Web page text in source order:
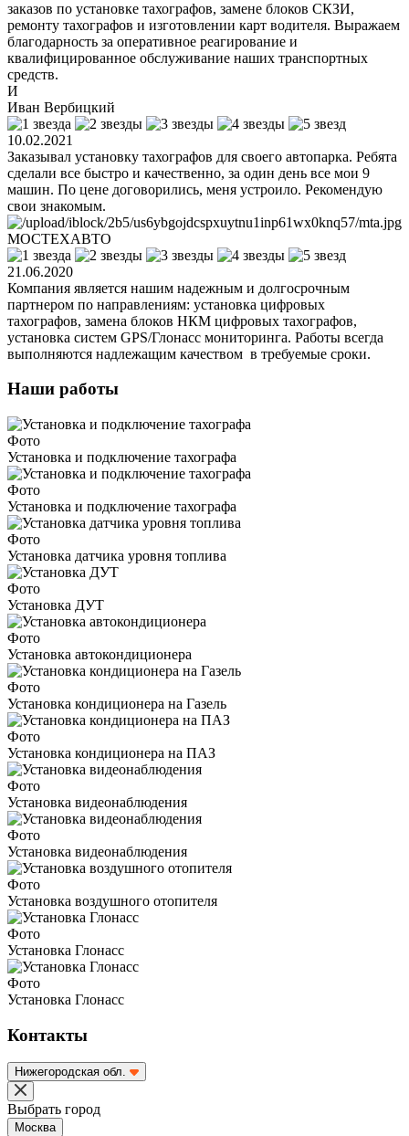
заказов по установке тахографов, замене блоков СКЗИ,
ремонту тахографов и изготовлении карт водителя. Выражаем
благодарность за оперативное реагирование и
квалифицированное обслуживание наших транспортных
средств.
И
Иван Вербицкий
10.02.2021
Заказывал установку тахографов для своего автопарка. Ребята
сделали все быстро и качественно, за один день все мои 9
машин. По цене договорились, меня устроило. Рекомендую
свои знакомым.
МОСТЕХАВТО
21.06.2020
Компания является нашим надежным и долгосрочным
партнером по направлениям: установка цифровых
тахографов, замена блоков НКМ цифровых тахографов,
установка систем GPS/Глонасс мониторинга. Работы всегда
выполняются надлежащим качеством в требуемые сроки.
Наши работы
Фото
Установка и подключение тахографа
Фото
Установка и подключение тахографа
Фото
Установка датчика уровня топлива
Фото
Установка ДУТ
Фото
Установка автокондиционера
Фото
Установка кондиционера на Газель
Фото
Установка кондиционера на ПАЗ
Фото
Установка видеонаблюдения
Фото
Установка видеонаблюдения
Фото
Установка воздушного отопителя
Фото
Установка Глонасс
Фото
Установка Глонасс
Контакты
Нижегородская обл.
Выбрать город
Москва